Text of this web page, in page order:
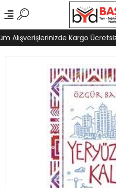
Alışverişlerinizde Kargo Ücretsiz!